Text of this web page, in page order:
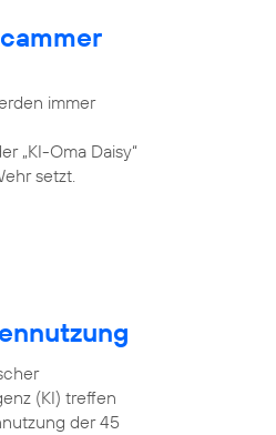
immer
„KI-Oma Daisy“
setzt.
(KI) treffen
der 45